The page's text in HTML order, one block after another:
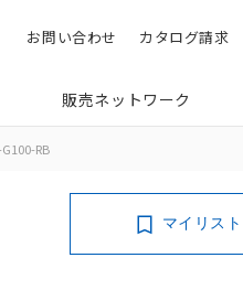
検索 カタログ請求
お問い合わせ
販売ネットワーク
RB
マイリス